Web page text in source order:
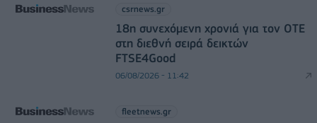
csrnews.gr
18η συνεχόμενη χρονιά για τον ΟΤΕ
στη διεθνή σειρά δεικτών
FTSE4Good
06/08/2026 - 11:42
fleetnews.gr